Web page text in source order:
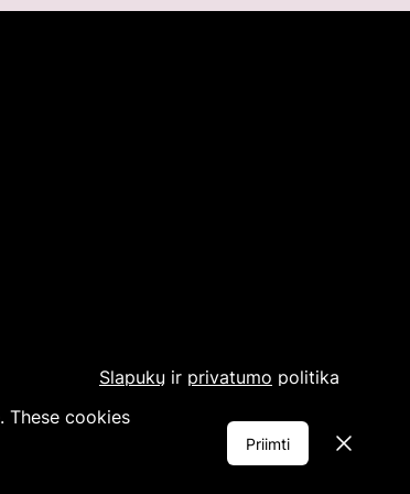
These cookies
Priimti Dismiss
Slapukų ir privatumo politika